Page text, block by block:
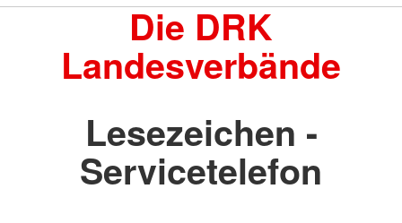
Die DRK
Landesverbände
Lesezeichen -
Servicetelefon